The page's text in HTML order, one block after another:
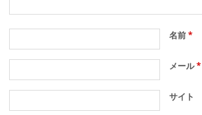
名前*
メール*
サイト